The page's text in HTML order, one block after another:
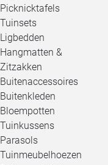
Picknicktafels
Tuinsets
Ligbedden
Hangmatten &
Zitzakken
Buitenaccessoires
Buitenkleden
Bloempotten
Tuinkussens
Parasols
Tuinmeubelhoezen